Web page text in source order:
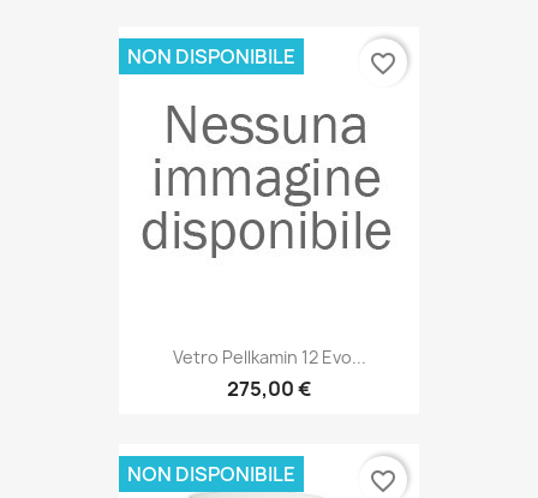
Vetro Pellkamin 12 Evo...
275,00 €
NON DISPONIBILE favorite_border
NON DISPONIBILE favorite_border